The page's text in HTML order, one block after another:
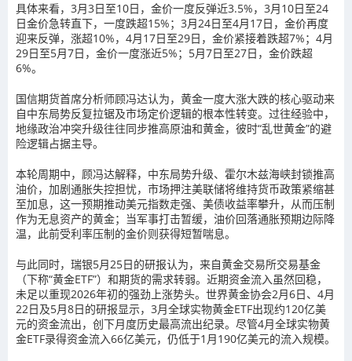
具体来看，3月3日至10日，金价一度反弹近3.5%，3月10日至24
日金价急转直下，一度跌超15%；3月24日至4月17日，金价再度
迎来反弹，涨超10%，4月17日至29日，金价紧接着跌超7%；4月
29日至5月7日，金价一度涨近5%；5月7日至27日，金价跌超
6%。
国信期货首席分析师顾冯达认为，黄金一度大涨大跌的核心驱动来
自中东局势反复拉锯及市场定价逻辑的根本性转变。过往经验中，
地缘政治冲突升级往往同步推高原油和黄金，彼时“乱世黄金”的避
险逻辑占据主导。
本轮周期中，顾冯达解释，中东局势升级、霍尔木兹海峡封锁推高
油价，加剧通胀失控担忧，市场押注美联储将维持货币政策紧缩甚
至加息，这一预期推动美元指数走强、美债收益率攀升，从而压制
作为无息资产的黄金；当军事打击暂缓，油价回落通胀预期边际降
温，此前受利率压制的金价则获得短暂喘息。
与此同时，瑞银5月25日的研报认为，来自黄金交易所交易基金
（下称“黄金ETF”）和期货的需求转弱。近期资金流入虽然回稳，
未足以重现2026年初的强劲上涨势头。世界黄金协会2月6日、4月
22日及5月8日的研报显示，3月全球实物黄金ETF出现约120亿美
元的资金流出，创下月度历史最高流出纪录。尽管4月全球实物黄
金ETF录得资金流入66亿美元，仍低于1月190亿美元的流入规模。